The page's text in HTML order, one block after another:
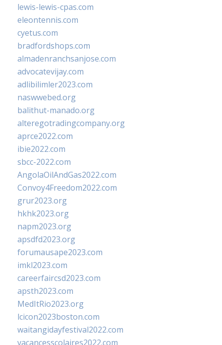
lewis-lewis-cpas.com
eleontennis.com
cyetus.com
bradfordshops.com
almadenranchsanjose.com
advocatevijay.com
adlibilimler2023.com
naswwebed.org
balithut-manado.org
alteregotradingcompany.org
aprce2022.com
ibie2022.com
sbcc-2022.com
AngolaOilAndGas2022.com
Convoy4Freedom2022.com
grur2023.org
hkhk2023.org
napm2023.org
apsdfd2023.org
forumausape2023.com
imkl2023.com
careerfaircsd2023.com
apsth2023.com
MedItRio2023.org
lcicon2023boston.com
waitangidayfestival2022.com
vacancesscolaires2022.com